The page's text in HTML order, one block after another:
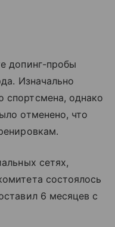
допинг-пробы
Изначально
спортсмена, однако
отменено, что
сетях,
состоялось
6 месяцев с